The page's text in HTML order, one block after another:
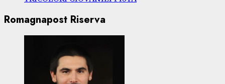
Romagnapost Riserva